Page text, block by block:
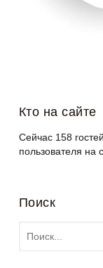
Кто на сайте
Сейчас 158
пользователя на
Поиск